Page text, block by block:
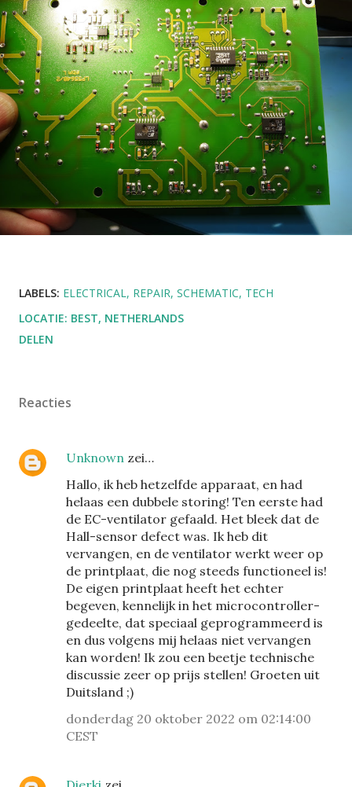
LABELS: ELECTRICAL REPAIR SCHEMATIC TECH
LOCATIE: BEST, NETHERLANDS
DELEN
Reacties
Unknown zei…
Hallo, ik heb hetzelfde apparaat, en had
helaas een dubbele storing! Ten eerste had
de EC-ventilator gefaald. Het bleek dat de
Hall-sensor defect was. Ik heb dit
vervangen, en de ventilator werkt weer op
de printplaat, die nog steeds functioneel is!
De eigen printplaat heeft het echter
begeven, kennelijk in het microcontroller-
gedeelte, dat speciaal geprogrammeerd is
en dus volgens mij helaas niet vervangen
kan worden! Ik zou een beetje technische
discussie zeer op prijs stellen! Groeten uit
Duitsland ;)
donderdag 20 oktober 2022 om 02:14:00
CEST